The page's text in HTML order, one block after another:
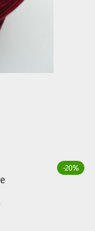
-20%